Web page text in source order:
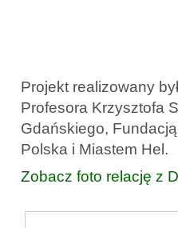
Projekt realizowany
Profesora Krzysztofa
Gdańskiego,
Polska i Miastem Hel.
Zobacz foto relację z